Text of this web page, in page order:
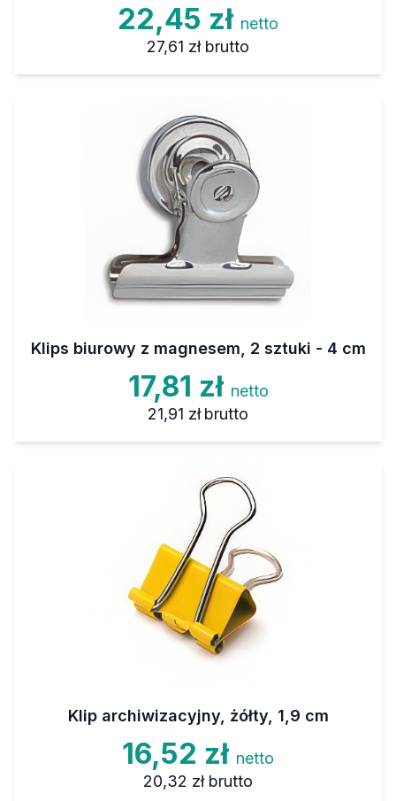
22,45 zł netto
27,61 zł brutto
Klips biurowy z magnesem, 2 sztuki - 4 cm
17,81 zł netto
21,91 zł brutto
Klip archiwizacyjny, żółty, 1,9 cm
16,52 zł netto
20,32 zł brutto